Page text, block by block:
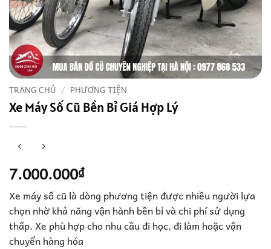
TRANG CHỦ / PHƯƠNG TIỆN
Xe Máy Số Cũ Bền Bỉ Giá Hợp Lý
7.000.000₫
Xe máy số cũ là dòng phương tiện được nhiều người lựa
chọn nhờ khả năng vận hành bền bỉ và chi phí sử dụng
thấp. Xe phù hợp cho nhu cầu đi học, đi làm hoặc vận
chuyển hàng hóa